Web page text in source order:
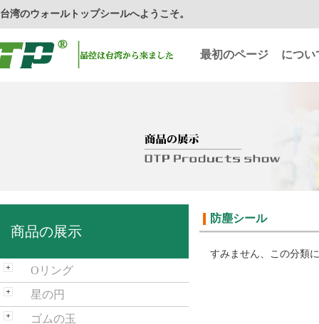
台湾のウォールトップシールへようこそ。
最初のページ につい
商品の展示
Oリング
星の円
ゴムの玉
防塵シール
すみません、この分類